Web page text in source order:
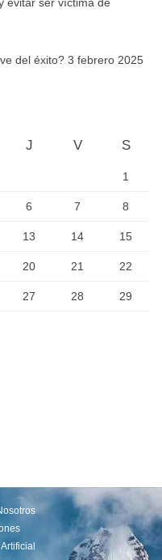
del éxito? 3 febrero 2025
J V S
1
6 7 8
13 14 15
20 21 22
27 28 29